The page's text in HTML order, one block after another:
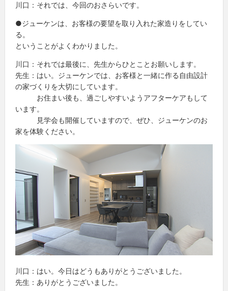
川口：それでは、今回のおさらいです。
●ジューケンは、お客様の要望を取り入れた家造りをしてい
る。
ということがよくわかりました。
川口：それでは最後に、先生からひとことお願いします。
先生：はい。ジューケンでは、お客様と一緒に作る自由設計
の家づくりを大切にしています。
お住まい後も、過ごしやすいようアフターケアもして
います。
見学会も開催していますので、ぜひ、ジューケンのお
家を体験ください。
川口：はい。今日はどうもありがとうございました。
先生：ありがとうございました。